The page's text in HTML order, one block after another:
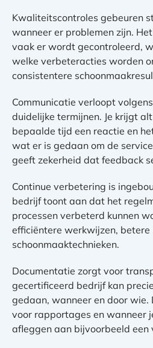
Kwaliteitscontroles gebeuren
wanneer er problemen zijn.
vaak er wordt gecontroleerd,
welke verbeteracties worden
consistentere
Communicatie verloopt
duidelijke termijnen. Je krijgt
bepaalde tijd een reactie en
wat er is gedaan om de
geeft zekerheid dat feedback
Continue verbetering is
bedrijf toont aan dat het
processen verbeterd kunnen
efficiëntere werkwijzen,
schoonmaaktechnieken.
Documentatie zorgt voor
gecertificeerd bedrijf kan
gedaan, wanneer en door
voor rapportages en wanneer
afleggen aan bijvoorbeeld een